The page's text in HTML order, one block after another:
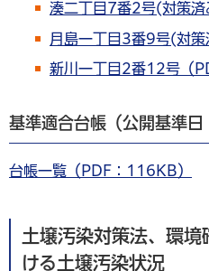
湊二丁目7番2号(対策
月島一丁目3番9号(対
新川一丁目2番12号（
基準適合台帳（公開基準日
台帳一覧（PDF：116KB）
土壌汚染対策法、環
ける土壌汚染状況